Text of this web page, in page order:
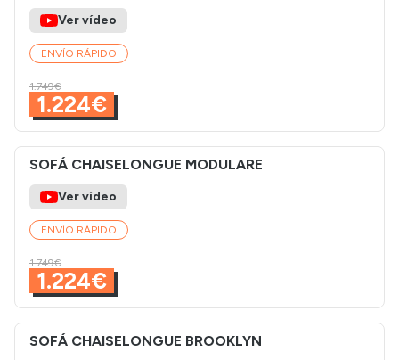
Ver vídeo
ENVÍO RÁPIDO
1.749€
1.224€
SOFÁ CHAISELONGUE MODULARE
Ver vídeo
ENVÍO RÁPIDO
1.749€
1.224€
SOFÁ CHAISELONGUE BROOKLYN